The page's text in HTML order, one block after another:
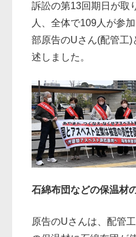
訴訟の第13回期日が取
人、全体で109人が参
部原告のUさん(配管工
述しました。
石綿布団などの保温材
原告のUさんは、配管